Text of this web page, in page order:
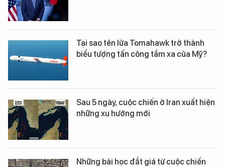
Tại sao tên lửa Tomahawk trở thành
biểu tượng tấn công tầm xa của Mỹ?
Sau 5 ngày, cuộc chiến ở Iran xuất hiện
những xu hướng mới
Những bài học đắt giá từ cuộc chiến